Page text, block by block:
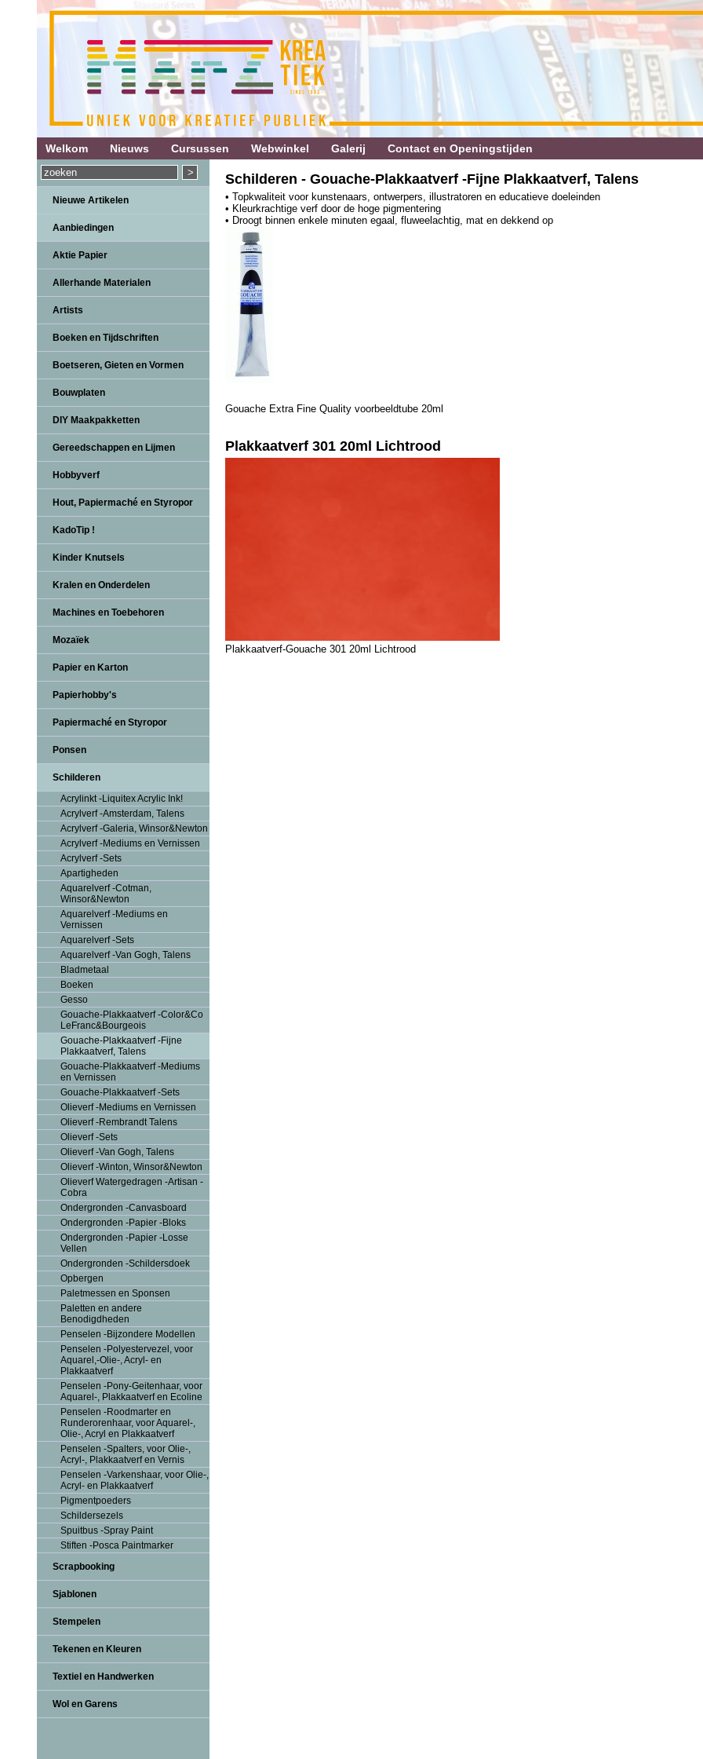
Welkom Nieuws Cursussen Webwinkel Galerij Contact en Openingstijden
Nieuwe Artikelen
Aanbiedingen
Aktie Papier
Allerhande Materialen
Artists
Boeken en Tijdschriften
Boetseren, Gieten en Vormen
Bouwplaten
DIY Maakpakketten
Gereedschappen en Lijmen
Hobbyverf
Hout, Papiermaché en Styropor
KadoTip !
Kinder Knutsels
Kralen en Onderdelen
Machines en Toebehoren
Mozaïek
Papier en Karton
Papierhobby's
Papiermaché en Styropor
Ponsen
Schilderen
Acrylinkt -Liquitex Acrylic Ink!
Acrylverf -Amsterdam, Talens
Acrylverf -Galeria, Winsor&Newton
Acrylverf -Mediums en Vernissen
Acrylverf -Sets
Apartigheden
Aquarelverf -Cotman,
Winsor&Newton
Aquarelverf -Mediums en
Vernissen
Aquarelverf -Sets
Aquarelverf -Van Gogh, Talens
Bladmetaal
Boeken
Gesso
Gouache-Plakkaatverf -Color&Co
LeFranc&Bourgeois
Gouache-Plakkaatverf -Fijne
Plakkaatverf, Talens
Gouache-Plakkaatverf -Mediums
en Vernissen
Gouache-Plakkaatverf -Sets
Olieverf -Mediums en Vernissen
Olieverf -Rembrandt Talens
Olieverf -Sets
Olieverf -Van Gogh, Talens
Olieverf -Winton, Winsor&Newton
Olieverf Watergedragen -Artisan -
Cobra
Ondergronden -Canvasboard
Ondergronden -Papier -Bloks
Ondergronden -Papier -Losse
Vellen
Ondergronden -Schildersdoek
Opbergen
Paletmessen en Sponsen
Paletten en andere
Benodigdheden
Penselen -Bijzondere Modellen
Penselen -Polyestervezel, voor
Aquarel,-Olie-, Acryl- en
Plakkaatverf
Penselen -Pony-Geitenhaar, voor
Aquarel-, Plakkaatverf en Ecoline
Penselen -Roodmarter en
Runderorenhaar, voor Aquarel-,
Olie-, Acryl en Plakkaatverf
Penselen -Spalters, voor Olie-,
Acryl-, Plakkaatverf en Vernis
Penselen -Varkenshaar, voor Olie-,
Acryl- en Plakkaatverf
Pigmentpoeders
Schildersezels
Spuitbus -Spray Paint
Stiften -Posca Paintmarker
Scrapbooking
Sjablonen
Stempelen
Tekenen en Kleuren
Textiel en Handwerken
Wol en Garens
Schilderen - Gouache‐Plakkaatverf ‐Fijne Plakkaatverf, Talens
• Topkwaliteit voor kunstenaars, ontwerpers, illustratoren en educatieve doeleinden
• Kleurkrachtige verf door de hoge pigmentering
• Droogt binnen enkele minuten egaal, fluweelachtig, mat en dekkend op
Gouache Extra Fine Quality voorbeeldtube 20ml
Plakkaatverf 301 20ml Lichtrood
Plakkaatverf-Gouache 301 20ml Lichtrood